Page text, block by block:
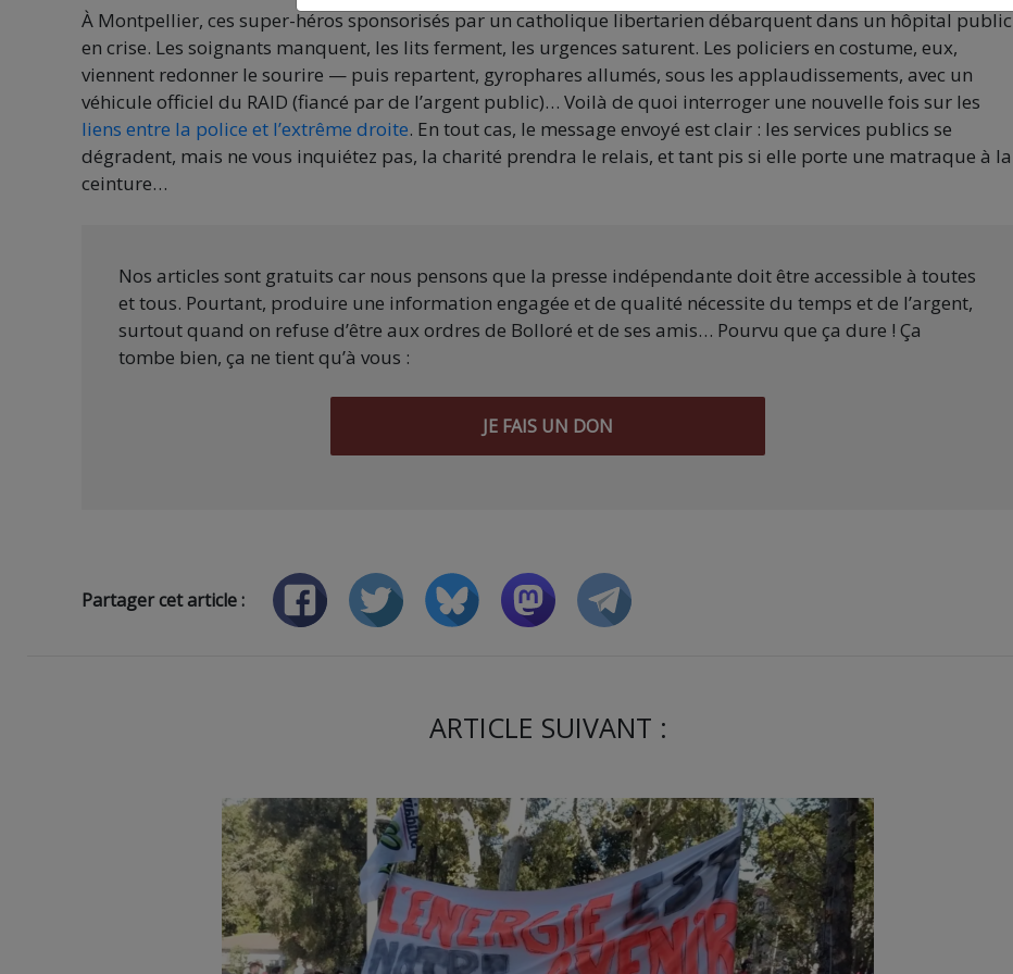
À Montpellier, ces super-héros sponsorisés par un catholique libertarien débarquent dans un hôpital public
en crise. Les soignants manquent, les lits ferment, les urgences saturent. Les policiers en costume, eux,
viennent redonner le sourire — puis repartent, gyrophares allumés, sous les applaudissements, avec un
véhicule officiel du RAID (fiancé par de l’argent public)… Voilà de quoi interroger une nouvelle fois sur les
liens entre la police et l’extrême droite. En tout cas, le message envoyé est clair : les services publics se
dégradent, mais ne vous inquiétez pas, la charité prendra le relais, et tant pis si elle porte une matraque à la
ceinture…
Nos articles sont gratuits car nous pensons que la presse indépendante doit être accessible à toutes
et tous. Pourtant, produire une information engagée et de qualité nécessite du temps et de l’argent,
surtout quand on refuse d’être aux ordres de Bolloré et de ses amis… Pourvu que ça dure ! Ça
tombe bien, ça ne tient qu’à vous :
JE FAIS UN DON
Partager cet article :
ARTICLE SUIVANT :